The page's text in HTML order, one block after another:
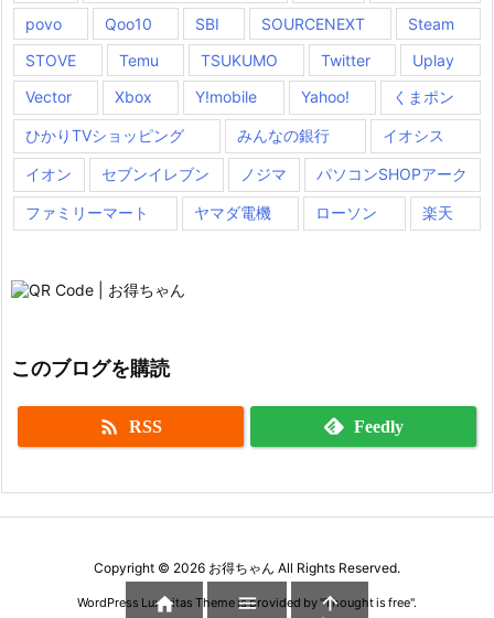
povo Qoo10 SBI SOURCENEXT
Steam
STOVE
Temu TSUKUMO Twitter
Uplay
Vector
Xbox Y!mobile Yahoo! くまポン
ひかりTVショッピング みんなの銀行 イオシス
イオン セブンイレブン ノジマ パソコンSHOPアーク
ファミリーマート ヤマダ電機 ローソン 楽天
このブログを購読
 RSS Feedly
Copyright © 2026 お得ちゃん All Rights Reserved.
WordPress Luxeritas Theme is provided by "Thought is free".
  